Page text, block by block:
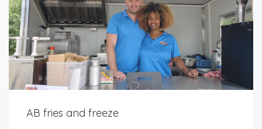
AB fries and freeze